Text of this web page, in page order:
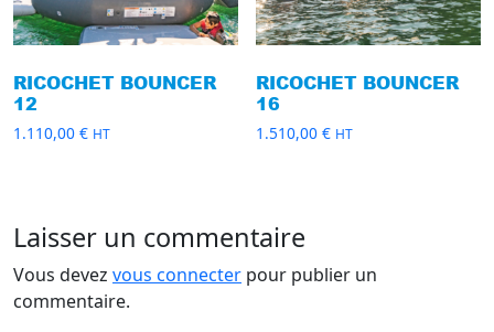
RICOCHET BOUNCER
12
1.110,00 € HT
RICOCHET BOUNCER
16
1.510,00€ HT
Laisser un commentaire
Vous devez vous connecter pour publier un
commentaire.